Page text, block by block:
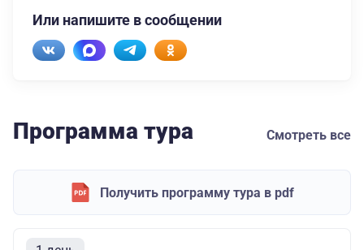
Или напишите в сообщении
Программа тура Смотреть все
Получить программу тура в pdf